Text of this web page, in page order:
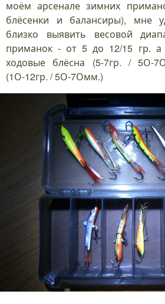
моём арсенале зимних
блёсенки и балансиры), мне
близко выявить весовой
приманок - от 5 до 12/15 гр. а
ходовые блёсна (5-7гр. / 5О-
(1О-12гр. / 5О-7Омм.)